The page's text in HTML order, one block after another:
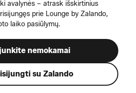
avalynės – atrask išskirtinius
prie Lounge by Zalando,
laiko pasiūlymų.
nemokamai
su Zalando